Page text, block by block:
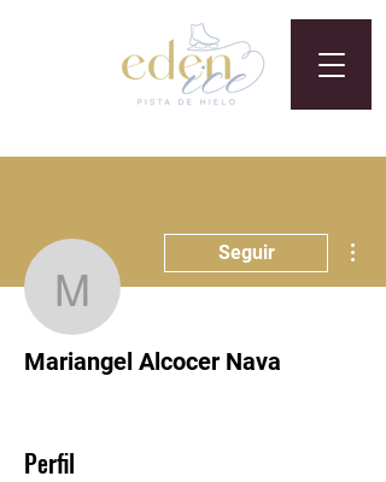
Mariangel
Seguir
Mariangel Alcocer Nava
Perfil